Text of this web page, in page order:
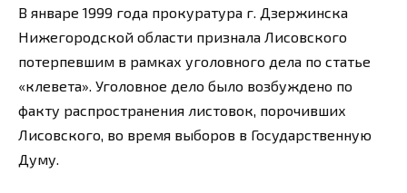
В январе 1999 года прокуратура г. Дзержинска
Нижегородской области признала Лисовского
потерпевшим в рамках уголовного дела по статье
«клевета». Уголовное дело было возбуждено по
факту распространения листовок, порочивших
Лисовского, во время выборов в Государственную
Думу.